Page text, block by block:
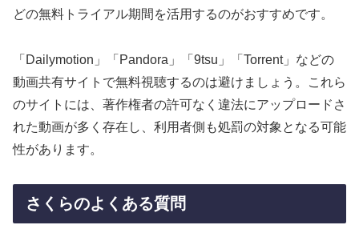
どの無料トライアル期間を活用するのがおすすめです。
「Dailymotion」「Pandora」「9tsu」「Torrent」などの
動画共有サイトで無料視聴するのは避けましょう。これら
のサイトには、著作権者の許可なく違法にアップロードさ
れた動画が多く存在し、利用者側も処罰の対象となる可能
性があります。
さくらのよくある質問